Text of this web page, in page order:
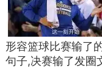
76.关公进曹
77.关公走麦
78.关公降曹
形容篮球比赛输了
句子,决赛输了发圈